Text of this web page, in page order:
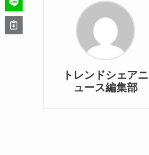
トレンドシェアニ
ュース編集部